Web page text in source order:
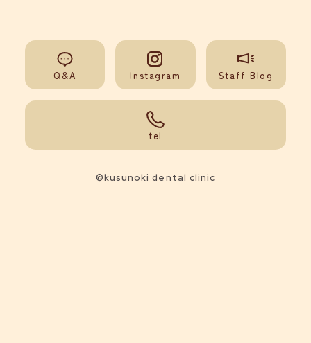
Q&A Instagram Staff Blog
tel
©kusunoki dental clinic